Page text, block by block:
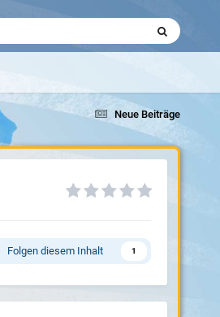
Neue Beiträge
Folgen diesem Inhalt 1